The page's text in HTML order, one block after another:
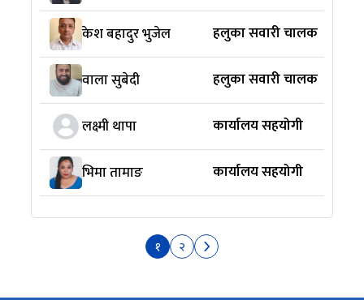
केश बहादुर भुजेल हलुका सवारी चालक
वाला सुबेदी हलुका सवारी चालक
लक्ष्मी थापा कार्यालय सहयोगी
भिमा तामाङ कार्यालय सहयोगी
१ २